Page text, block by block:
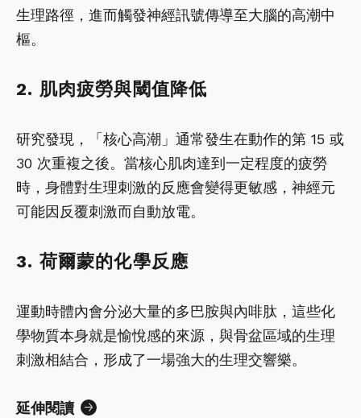
生理路徑，進而觸發神經訊號傳導至大腦的高潮中
樞。
2. 肌肉疲勞與閾值降低
研究發現，「核心高潮」通常發生在動作的第 15 或
30 次重複之後。當核心肌肉達到一定程度的疲勞
時，身體對生理刺激的反應會變得更敏感，神經元
可能因反覆刺激而自動放電。
3. 荷爾蒙的化學反應
運動時體內會分泌大量的多巴胺與內啡肽，這些化
學物質本身就是愉悅感的來源，與骨盆區域的生理
刺激相結合，形成了一場強大的生理交響樂。
延伸閱讀